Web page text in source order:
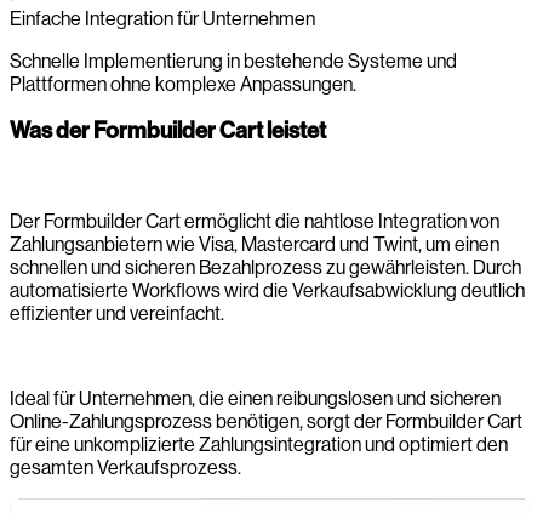
Einfache Integration für Unternehmen
Schnelle Implementierung in bestehende Systeme und
Plattformen ohne komplexe Anpassungen.
Was der Formbuilder Cart leistet
Der Formbuilder Cart ermöglicht die nahtlose Integration von
Zahlungsanbietern wie Visa, Mastercard und Twint, um einen
schnellen und sicheren Bezahlprozess zu gewährleisten. Durch
automatisierte Workflows wird die Verkaufsabwicklung deutlich
effizienter und vereinfacht.
Ideal für Unternehmen, die einen reibungslosen und sicheren
Online-Zahlungsprozess benötigen, sorgt der Formbuilder Cart
für eine unkomplizierte Zahlungsintegration und optimiert den
gesamten Verkaufsprozess.
-0:00